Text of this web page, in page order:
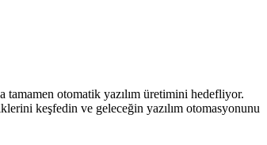
otomatik yazılım üretimini hedefliyor.
keşfedin ve geleceğin yazılım otomasyonunu